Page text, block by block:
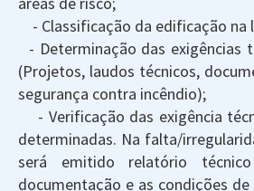
- Classificação da edificação na
- Determinação das exigências
(Projetos, laudos técnicos,
segurança contra incêndio);
- Verificação das exigência
determinadas. Na falta/
será emitido relatório
documentação e as condições